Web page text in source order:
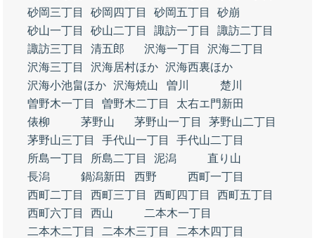
砂岡三丁目
砂岡四丁目 砂岡五丁目
砂崩
砂山一丁目
砂山二丁目 諏訪一丁目
諏訪二丁目
諏訪三丁目
清五郎 沢海一丁目
沢海二丁目
沢海三丁目
沢海居村ほか 沢海西裏ほか
沢海小池畠ほか 沢海焼山 曽川
楚川
曽野木一丁目
曽野木二丁目
太右エ門新田
俵柳
茅野山 茅野山一丁目
茅野山二丁目
茅野山三丁目
手代山一丁目
手代山二丁目
所島一丁目
所島二丁目 泥潟
直り山
長潟
鍋潟新田 西野
西町一丁目
西町二丁目
西町三丁目 西町四丁目
西町五丁目
西町六丁目
西山
二本木一丁目
二本木二丁目
二本木三丁目
二本木四丁目